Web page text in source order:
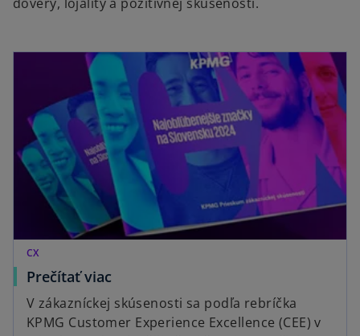
dôvery, lojality a pozitívnej skúsenosti.
CX
Prečítať viac
V zákazníckej skúsenosti sa podľa rebríčka
KPMG Customer Experience Excellence (CEE) v